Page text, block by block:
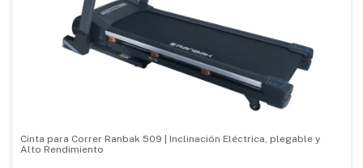
Cinta para Correr Ranbak 509 | Inclinación Eléctrica, plegable y
Alto Rendimiento